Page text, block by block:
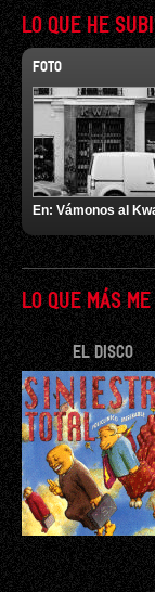
LO QUE HE
FOTO
En: Vámonos al
LO QUE MÁS
EL DISCO